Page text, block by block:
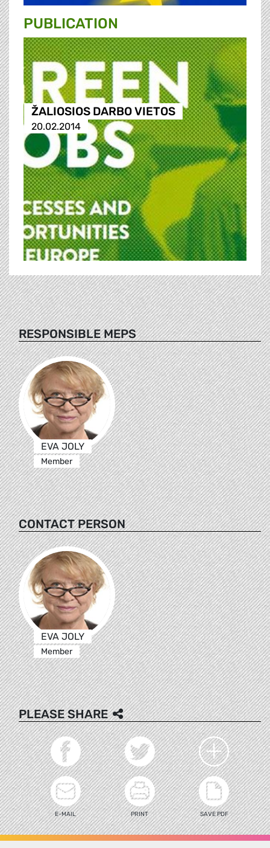
PUBLICATION
ŽALIOSIOS DARBO VIETOS
20.02.2014
RESPONSIBLE MEPS
EVA JOLY
Member
CONTACT PERSON
EVA JOLY
Member
PLEASE SHARE
E-MAIL PRINT SAVE PDF